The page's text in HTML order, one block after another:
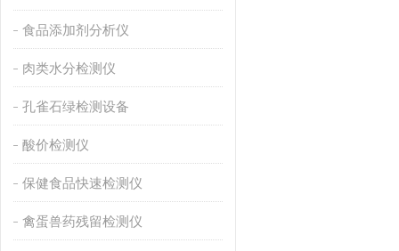
食品添加剂分析仪
肉类水分检测仪
孔雀石绿检测设备
酸价检测仪
保健食品快速检测仪
禽蛋兽药残留检测仪